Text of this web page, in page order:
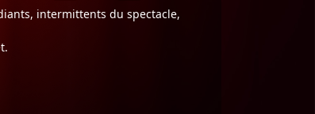
intermittents du spectacle,